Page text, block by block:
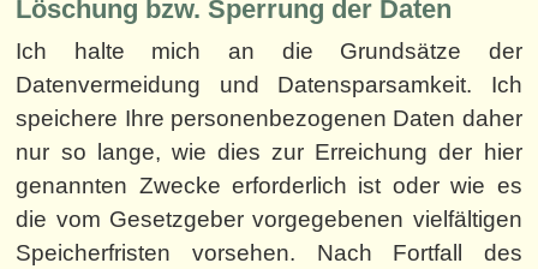
Löschung bzw. Sperrung der Daten
Ich halte mich an die Grundsätze der
Datenvermeidung und Datensparsamkeit. Ich
speichere Ihre personenbezogenen Daten daher
nur so lange, wie dies zur Erreichung der hier
genannten Zwecke erforderlich ist oder wie es
die vom Gesetzgeber vorgegebenen vielfältigen
Speicherfristen vorsehen. Nach Fortfall des